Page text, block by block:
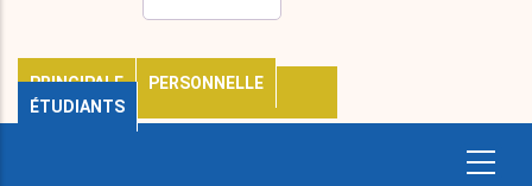
PRINCIPALE
PERSONNELLE
ÉTUDIANTS